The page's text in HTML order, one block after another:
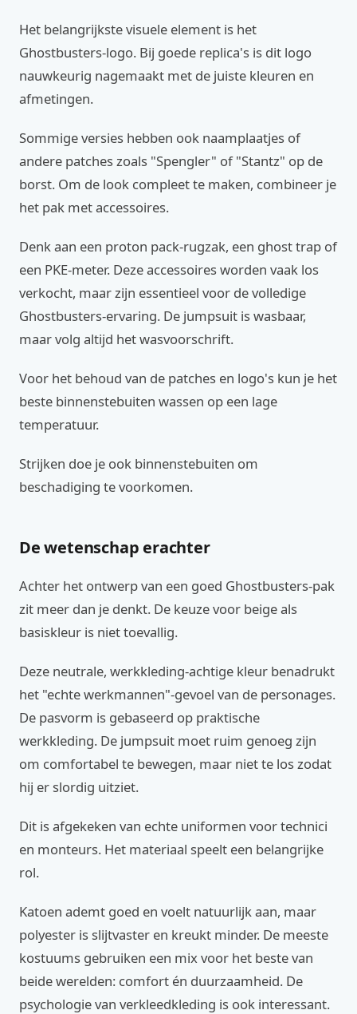
Het belangrijkste visuele element is het
Ghostbusters-logo. Bij goede replica's is dit logo
nauwkeurig nagemaakt met de juiste kleuren en
afmetingen.
Sommige versies hebben ook naamplaatjes of
andere patches zoals "Spengler" of "Stantz" op de
borst. Om de look compleet te maken, combineer je
het pak met accessoires.
Denk aan een proton pack-rugzak, een ghost trap of
een PKE-meter. Deze accessoires worden vaak los
verkocht, maar zijn essentieel voor de volledige
Ghostbusters-ervaring. De jumpsuit is wasbaar,
maar volg altijd het wasvoorschrift.
Voor het behoud van de patches en logo's kun je het
beste binnenstebuiten wassen op een lage
temperatuur.
Strijken doe je ook binnenstebuiten om
beschadiging te voorkomen.
De wetenschap erachter
Achter het ontwerp van een goed Ghostbusters-pak
zit meer dan je denkt. De keuze voor beige als
basiskleur is niet toevallig.
Deze neutrale, werkkleding-achtige kleur benadrukt
het "echte werkmannen"-gevoel van de personages.
De pasvorm is gebaseerd op praktische
werkkleding. De jumpsuit moet ruim genoeg zijn
om comfortabel te bewegen, maar niet te los zodat
hij er slordig uitziet.
Dit is afgekeken van echte uniformen voor technici
en monteurs. Het materiaal speelt een belangrijke
rol.
Katoen ademt goed en voelt natuurlijk aan, maar
polyester is slijtvaster en kreukt minder. De meeste
kostuums gebruiken een mix voor het beste van
beide werelden: comfort én duurzaamheid. De
psychologie van verkleedkleding is ook interessant.